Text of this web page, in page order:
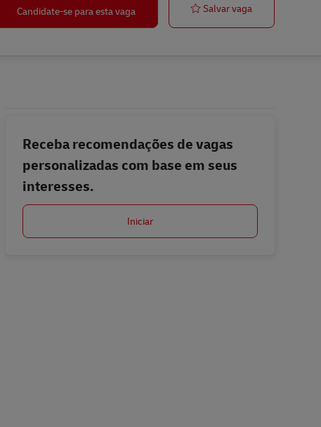
Candidate-se para esta vaga
Salvar vagaJOVEM
Receba recomendações de vagas
personalizadas com base em seus
interesses.
Iniciar